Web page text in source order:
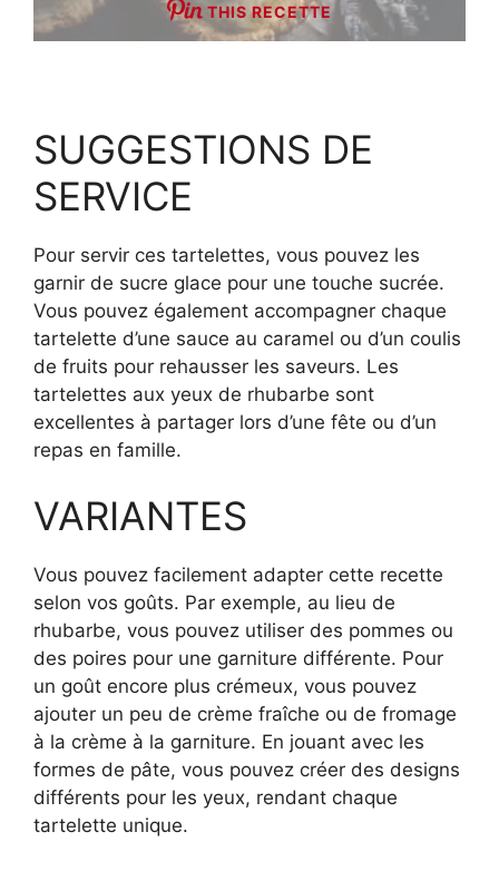
THIS RECETTE
SUGGESTIONS DE
SERVICE
Pour servir ces tartelettes, vous pouvez les
garnir de sucre glace pour une touche sucrée.
Vous pouvez également accompagner chaque
tartelette d’une sauce au caramel ou d’un coulis
de fruits pour rehausser les saveurs. Les
tartelettes aux yeux de rhubarbe sont
excellentes à partager lors d’une fête ou d’un
repas en famille.
VARIANTES
Vous pouvez facilement adapter cette recette
selon vos goûts. Par exemple, au lieu de
rhubarbe, vous pouvez utiliser des pommes ou
des poires pour une garniture différente. Pour
un goût encore plus crémeux, vous pouvez
ajouter un peu de crème fraîche ou de fromage
à la crème à la garniture. En jouant avec les
formes de pâte, vous pouvez créer des designs
différents pour les yeux, rendant chaque
tartelette unique.